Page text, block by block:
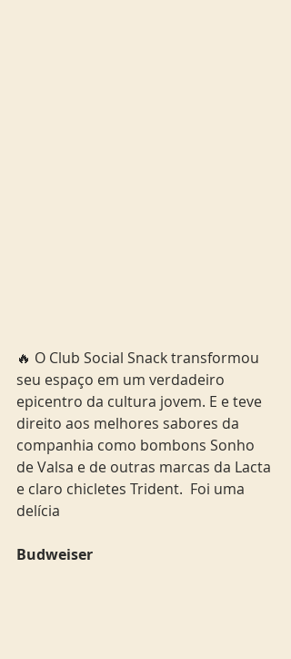
🔥 O Club Social Snack transformou
seu espaço em um verdadeiro
epicentro da cultura jovem. E e teve
direito aos melhores sabores da
companhia como bombons Sonho
de Valsa e de outras marcas da Lacta
e claro chicletes Trident.  Foi uma
delícia
Budweiser